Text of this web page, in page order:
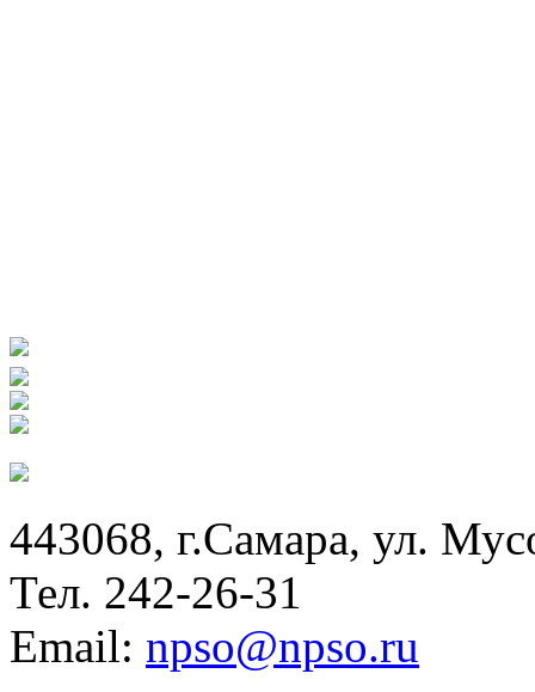
443068, г.Самара, ул.
Тел. 242-26-31
Email: npso@npso.ru